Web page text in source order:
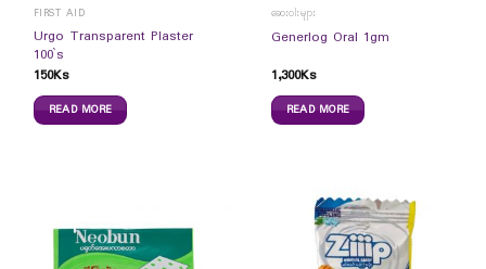
FIRST AID
Urgo Transparent Plaster
100`s
150Ks
READ MORE
ဆေးဝါးများ
Generlog Oral 1gm
1,300Ks
READ MORE